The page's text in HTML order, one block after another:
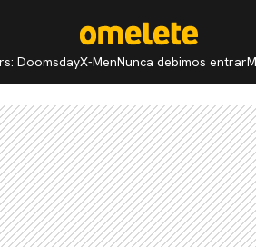
DoomsdayX-MenNunca debimos entrar